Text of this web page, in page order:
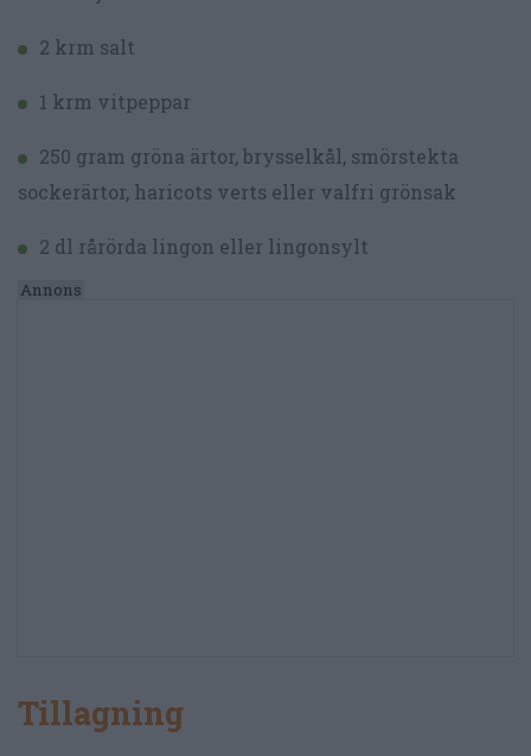
2 krm salt
1 krm vitpeppar
250 gram gröna ärtor, brysselkål, smörstekta
sockerärtor, haricots verts eller valfri grönsak
2 dl rårörda lingon eller lingonsylt
Tillagning